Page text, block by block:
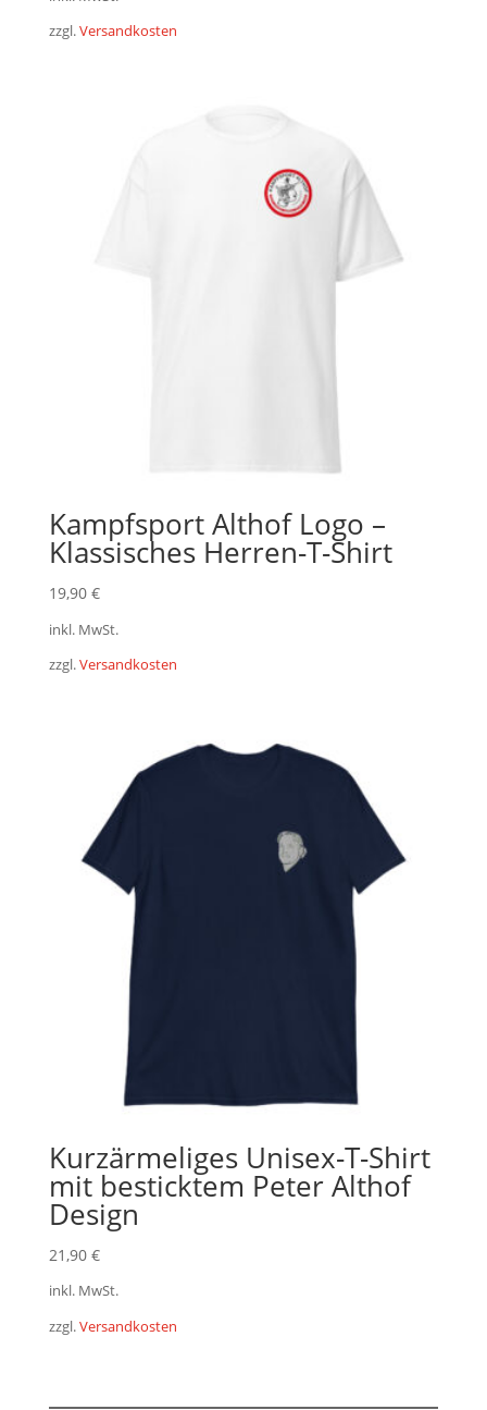
zzgl.Versandkosten
Kampfsport Althof Logo –
Klassisches Herren-T-Shirt
19,90 €
inkl. MwSt.
zzgl.Versandkosten
Kurzärmeliges Unisex-T-Shirt
mit besticktem Peter Althof
Design
21,90 €
inkl. MwSt.
zzgl.Versandkosten